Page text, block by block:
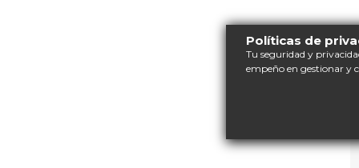
Políticas de
Tu seguridad y
empeño en gestionar y